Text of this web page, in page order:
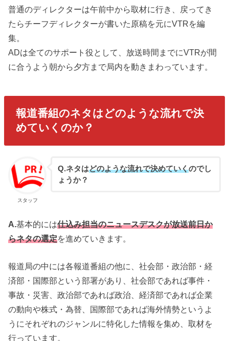
普通のディレクターは午前中から取材に行き、戻ってき
たらチーフディレクターが書いた原稿を元にVTRを編
集。
ADは全てのサポート役として、放送時間までにVTRが間
に合うよう朝から夕方まで局内を動きまわっています。
報道番組のネタはどのような流れで決
めていくのか？
スタッフ
Q.ネタはどのような流れで決めていくのでし
ょうか？
A.基本的には仕込み担当のニュースデスクが放送前日か
らネタの選定を進めていきます。
報道局の中には各報道番組の他に、社会部・政治部・経
済部・国際部という部署があり、社会部であれば事件・
事故・災害、政治部であれば政治、経済部であれば企業
の動向や株式・為替、国際部であれば海外情勢というよ
うにそれぞれのジャンルに特化した情報を集め、取材を
行っています。